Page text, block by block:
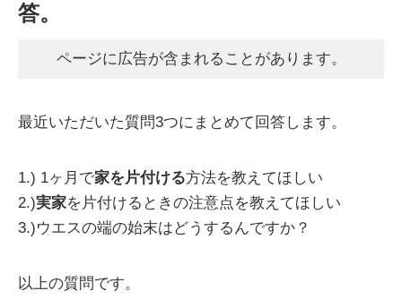
答。
ページに広告が含まれることがあります。
最近いただいた質問3つにまとめて回答します。
1.) 1ヶ月で家を片付ける方法を教えてほしい
2.)実家を片付けるときの注意点を教えてほしい
3.)ウエスの端の始末はどうするんですか？
以上の質問です。